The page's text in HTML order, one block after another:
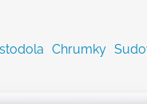
Chrumky